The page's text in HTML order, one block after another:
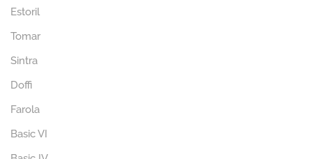
Estoril
Tomar
Sintra
Doffi
Farola
Basic VI